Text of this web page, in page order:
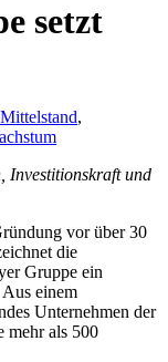
setzt
,
vor über 30
die
Gruppe ein
einem
Unternehmen der
mehr als 500